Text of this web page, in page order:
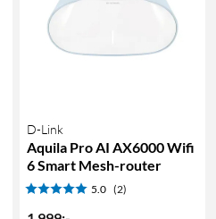
D-Link
Aquila Pro AI AX6000 Wifi
6 Smart Mesh-router
5.0 (2)